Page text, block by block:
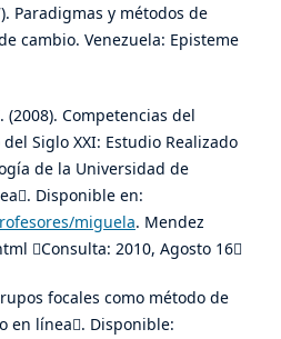
Paradigmas y métodos de
cambio. Venezuela: Episteme
(2008). Competencias del
Siglo XXI: Estudio Realizado
de la Universidad de
Disponible en:
miguela. Mendez
Consulta: 2010, Agosto 16
focales como método de
en línea. Disponible: